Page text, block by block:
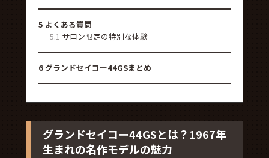
5 よくある質問
5.1 サロン限定の特別な体験
6グランドセイコー44GSまとめ
グランドセイコー44GSとは？1967年
生まれの名作モデルの魅力